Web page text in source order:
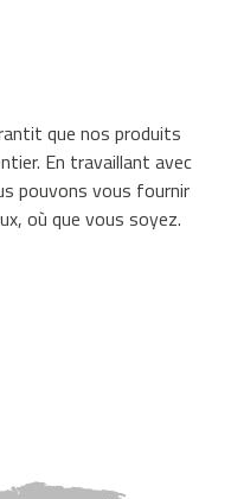
que nos produits
En travaillant avec
pouvons vous fournir
où que vous soyez.